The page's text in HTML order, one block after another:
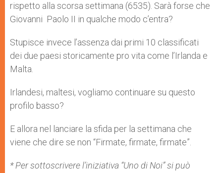
rispetto alla scorsa settimana (6535). Sarà forse che
Giovanni Paolo II in qualche modo c’entra?
Stupisce invece l’assenza dai primi 10 classificati
dei due paesi storicamente pro vita come l’Irlanda e
Malta.
Irlandesi, maltesi, vogliamo continuare su questo
profilo basso?
E allora nel lanciare la sfida per la settimana che
viene che dire se non “Firmate, firmate, firmate”.
* Per sottoscrivere l’iniziativa “Uno di Noi” si può